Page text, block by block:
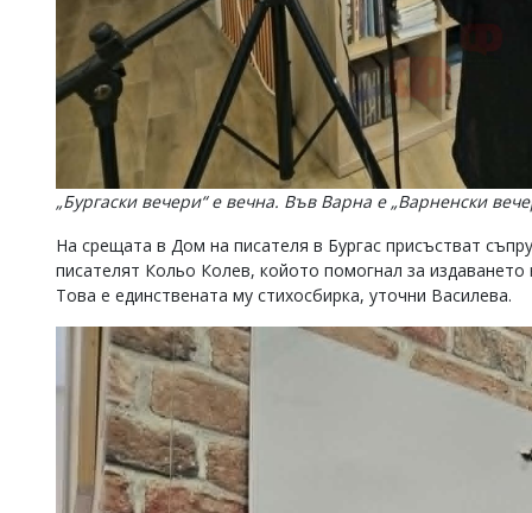
„Бургаски вечери“ е вечна. Във Варна е „Варненски
На срещата в Дом на писателя в Бургас присъстват
писателят Кольо Колев, койото помогнал за издаването
Това е единствената му стихосбирка, уточни Василева.